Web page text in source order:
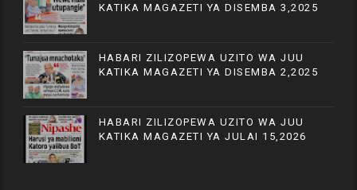
KATIKA MAGAZETI YA DISEMBA 3,2025
HABARI ZILIZOPEWA UZITO WA JUU
KATIKA MAGAZETI YA DISEMBA 2,2025
HABARI ZILIZOPEWA UZITO WA JUU
KATIKA MAGAZETI YA JULAI 15,2026